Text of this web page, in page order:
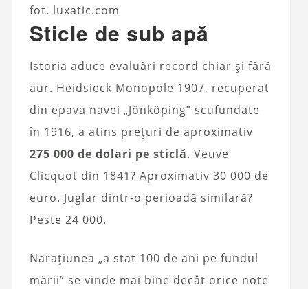
fot. luxatic.com
Sticle de sub apă
Istoria aduce evaluări record chiar și fără
aur. Heidsieck Monopole 1907, recuperat
din epava navei „Jönköping” scufundate
în 1916, a atins prețuri de aproximativ
275 000 de dolari pe sticlă. Veuve
Clicquot din 1841? Aproximativ 30 000 de
euro. Juglar dintr-o perioadă similară?
Peste 24 000.
Narațiunea „a stat 100 de ani pe fundul
mării” se vinde mai bine decât orice note